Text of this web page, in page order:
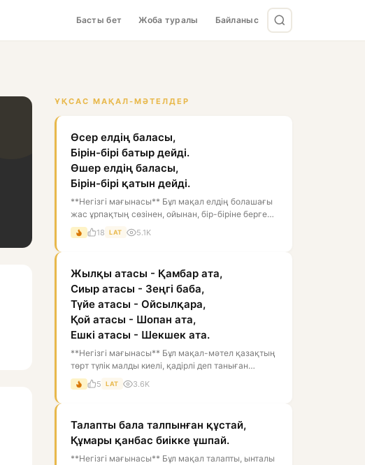
Басты бет Жоба туралы Байланыс
ҰҚСАС МАҚАЛ-МӘТЕЛДЕР
Өсер елдің баласы,
Бірін-бірі батыр дейді.
Өшер елдің баласы,
Бірін-бірі қатын дейді.
**Негізгі мағынасы** Бұл мақал елдің болашағы
жас ұрпақтың сөзінен, ойынан, бір-біріне берген
бағасынан білінеді дегенді...
18 LAT 5.1K
Жылқы атасы - Қамбар ата,
Сиыр атасы - Зеңгі баба,
Түйе атасы - Ойсылқара,
Қой атасы - Шопан ата,
Ешкі атасы - Шекшек ата.
**Негізгі мағынасы** Бұл мақал-мәтел қазақтың
төрт түлік малды киелі, қадірлі деп таныған
дүниетанымын білдіреді. Мұнда...
5 LAT 3.6K
Талапты бала талпынған құстай,
Құмары қанбас биікке ұшпай.
**Негізгі мағынасы** Бұл мақал талапты, ынталы